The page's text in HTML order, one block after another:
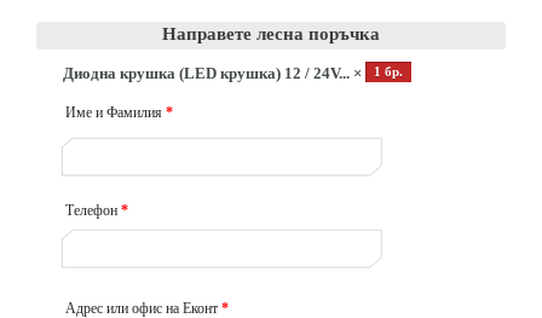
Направете лесна поръчка
Диодна крушка (LED крушка) 12 / 24V... × 1 бр.
Име и Фамилия *
Телефон *
Адрес или офис на Еконт *